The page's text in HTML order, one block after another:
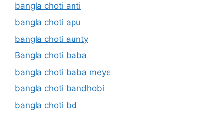
bangla choti anti
bangla choti apu
bangla choti aunty
Bangla choti baba
bangla choti baba meye
bangla choti bandhobi
bangla choti bd